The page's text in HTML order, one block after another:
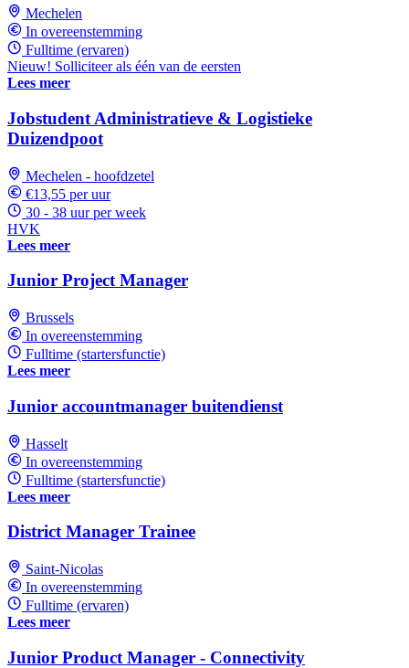
Mechelen
In overeenstemming
Fulltime (ervaren)
Nieuw! Solliciteer als één van de eersten
Lees meer
Jobstudent Administratieve & Logistieke
Duizendpoot
Mechelen - hoofdzetel
€13,55 per uur
30 - 38 uur per week
HVK
Lees meer
Junior Project Manager
Brussels
In overeenstemming
Fulltime (startersfunctie)
Lees meer
Junior accountmanager buitendienst
Hasselt
In overeenstemming
Fulltime (startersfunctie)
Lees meer
District Manager Trainee
Saint-Nicolas
In overeenstemming
Fulltime (ervaren)
Lees meer
Junior Product Manager - Connectivity